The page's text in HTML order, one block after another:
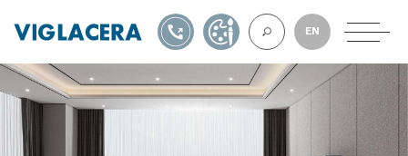
VỀ CHÚNG
EN
1900561582TỰ THIẾT KẾ